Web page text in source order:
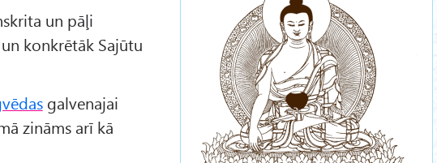
meditations.png
un pāļi
konkrētāk Sajūtu
galvenajai
zināms arī kā